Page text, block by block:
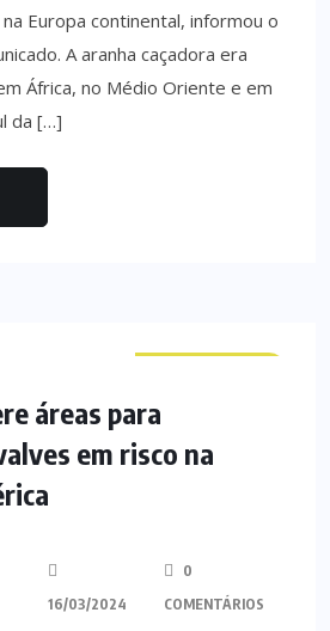
Europa continental, informou o
A aranha caçadora era
África, no Médio Oriente e em
da […]
áreas para
em risco na
16/03/2024
0
COMENTÁRIOS